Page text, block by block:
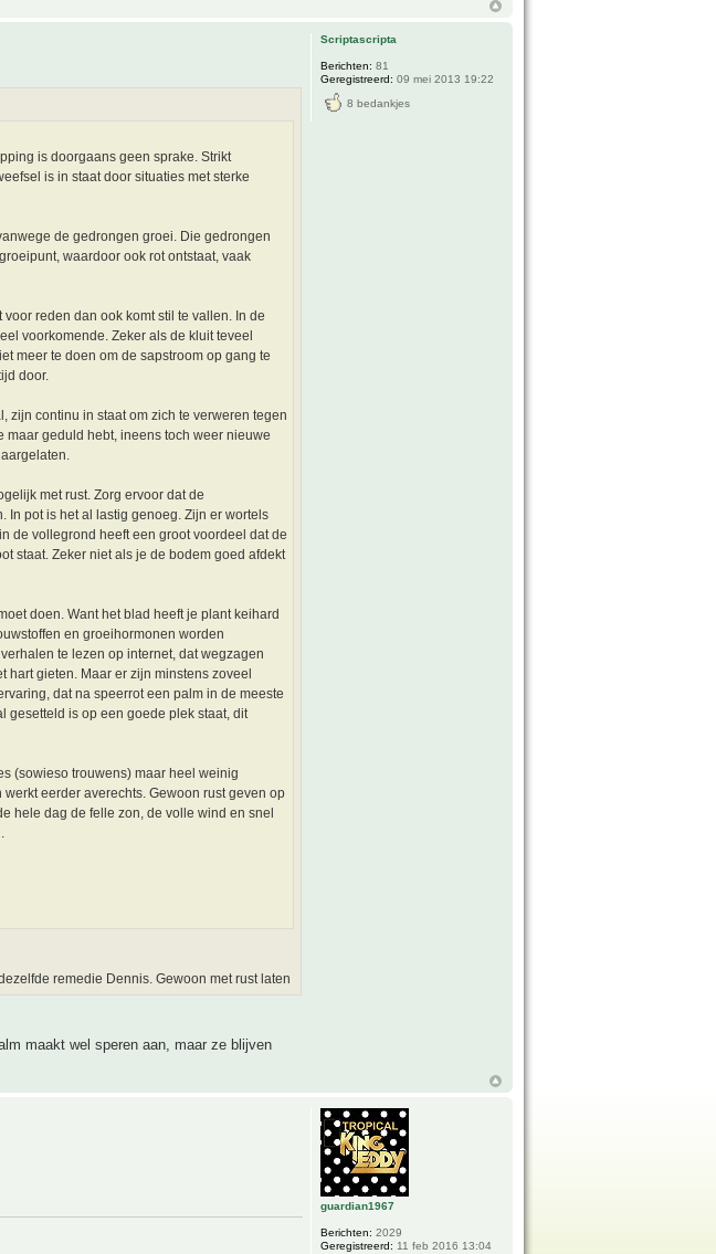
is doorgaans geen sprake. Strikt
is in staat door situaties met sterke
de gedrongen groei. Die gedrongen
waardoor ook rot ontstaat, vaak
reden dan ook komt stil te vallen. In de
voorkomende. Zeker als de kluit teveel
meer te doen om de sapstroom op gang te
door.
zijn continu in staat om zich te verweren tegen
geduld hebt, ineens toch weer nieuwe
met rust. Zorg ervoor dat de
pot is het al lastig genoeg. Zijn er wortels
de vollegrond heeft een groot voordeel dat de
staat. Zeker niet als je de bodem goed afdekt
doen. Want het blad heeft je plant keihard
en groeihormonen worden
te lezen op internet, dat wegzagen
hart gieten. Maar er zijn minstens zoveel
dat na speerrot een palm in de meeste
gesetteld is op een goede plek staat, dit
(sowieso trouwens) maar heel weinig
eerder averechts. Gewoon rust geven op
hele dag de felle zon, de volle wind en snel
remedie Dennis. Gewoon met rust laten
maakt wel speren aan, maar ze blijven
Scriptascripta
Berichten: 81
Geregistreerd: 09 mei 2013 19:22
8 bedankjes
guardian1967
Berichten: 2029
Geregistreerd: 11 feb 2016 13:04